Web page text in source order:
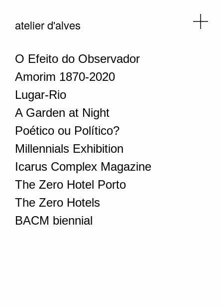
atelier d'alves
O Efeito do Observador
Amorim 1870-2020
Lugar-Rio
A Garden at Night
Poético ou Político?
Millennials Exhibition
Icarus Complex Magazine
The Zero Hotel Porto
The Zero Hotels
BACM biennial